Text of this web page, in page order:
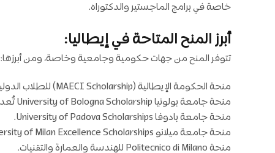
خاصة في برامج الماجستير والدكتوراه.
أبرز المنح المتاحة في إيطاليا:
تتوفر المنح من جهات حكومية وجامعية وخاصة، ومن أبرزها:
منحة الحكومة الإيطالية (MAECI Scholarship) للطلاب الدوليين الراغبين في دراسة الماجستير أو الدكتوراه أو برامج البحث.
منحة جامعة بولونيا University of Bologna Scholarship تُعد من الأشهر وتشمل تمويلًا سنويًا وإعفاء من الرسوم.
منحة جامعة بادوفا University of Padova Scholarships.
منحة جامعة ميلانو University of Milan Excellence Scholarships.
منحة Politecnico di Milano للهندسة والعمارة والتقنيات.